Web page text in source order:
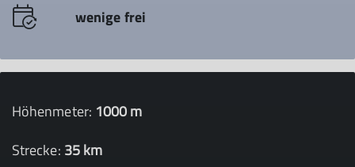
wenige frei
Höhenmeter: 1000 m
Strecke: 35 km